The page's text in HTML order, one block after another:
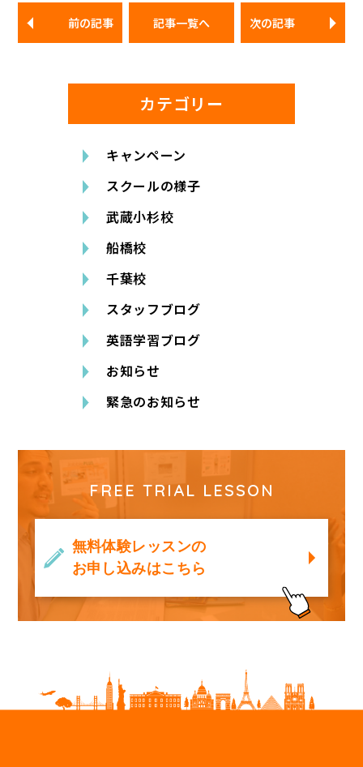
前の記事 記事一覧へ 次の記事
カテゴリー
キャンペーン
スクールの様子
武蔵小杉校
船橋校
千葉校
スタッフブログ
英語学習ブログ
お知らせ
緊急のお知らせ
FREE TRIAL LESSON
無料体験レッスンの
お申し込みはこちら